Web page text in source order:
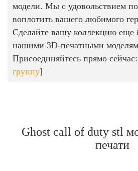
модели. Мы с удовольствием
воплотить вашего любимого
Сделайте вашу коллекцию еще
нашими 3D-печатными
Присоединяйтесь прямо
группу]
Ghost call of duty stl
печати